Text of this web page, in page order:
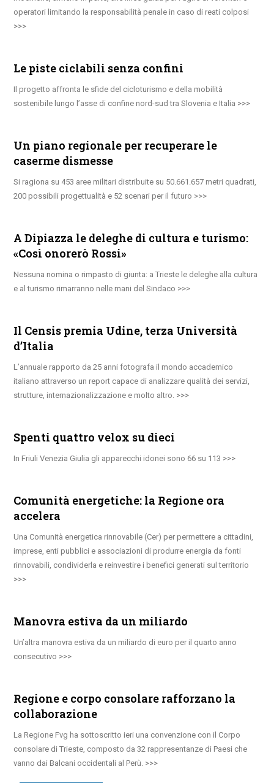
operatori limitando la responsabilità penale in caso di reati colposi
Le piste ciclabili senza confini
Il progetto affronta le sfide del cicloturismo e della mobilità
sostenibile lungo l’asse di confine nord-sud tra Slovenia e Italia
Un piano regionale per recuperare le
caserme dismesse
Si ragiona su 453 aree militari distribuite su 50.661.657 metri quadrati,
200 possibili progettualità e 52 scenari per il futuro
A Dipiazza le deleghe di cultura e turismo:
«Così onorerò Rossi»
Nessuna nomina o rimpasto di giunta: a Trieste le deleghe alla cultura
e al turismo rimarranno nelle mani del Sindaco
Il Censis premia Udine, terza Università
d’Italia
L’annuale rapporto da 25 anni fotografa il mondo accademico
italiano attraverso un report capace di analizzare qualità dei servizi,
strutture, internazionalizzazione e molto altro.
Spenti quattro velox su dieci
In Friuli Venezia Giulia gli apparecchi idonei sono 66 su 113
Comunità energetiche: la Regione ora
accelera
Una Comunità energetica rinnovabile (Cer) per permettere a cittadini,
imprese, enti pubblici e associazioni di produrre energia da fonti
rinnovabili, condividerla e reinvestire i benefici generati sul territorio
Manovra estiva da un miliardo
Un’altra manovra estiva da un miliardo di euro per il quarto anno
consecutivo
Regione e corpo consolare rafforzano la
collaborazione
La Regione Fvg ha sottoscritto ieri una convenzione con il Corpo
consolare di Trieste, composto da 32 rappresentanze di Paesi che
vanno dai Balcani occidentali al Perù.